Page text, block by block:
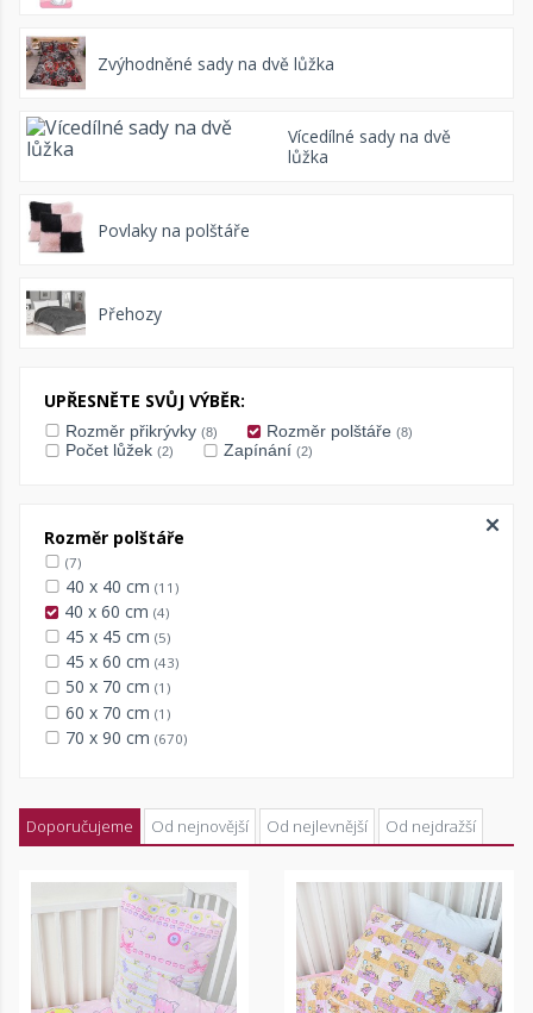
Zvýhodněné sady na dvě lůžka
Vícedílné sady na dvě
lůžka
Povlaky na polštáře
Přehozy
UPŘESNĚTE SVŮJ VÝBĚR:
Rozměr přikrývky (8) Rozměr polštáře (8)
Počet lůžek (2) Zapínání (2)
Rozměr polštáře
(7)
40 x 40 cm (11)
40 x 60 cm (4)
45 x 45 cm (5)
45 x 60 cm (43)
50 x 70 cm (1)
60 x 70 cm (1)
70 x 90 cm (670)
Doporučujeme Od nejnovější Od nejlevnější Od nejdražší